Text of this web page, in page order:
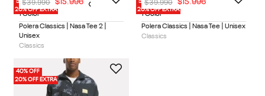
50% OFF
20% OFF EXTRA
1 Color
Polera Classics | Nasa Tee 2 |
Unisex
Classics
$39.990 $15.996
50% OFF
20% OFF EXTRA
1 Color
Polera Classics | Nasa Tee | Unisex
Classics
$39.990 $15.996
40% OFF
20% OFF EXTRA